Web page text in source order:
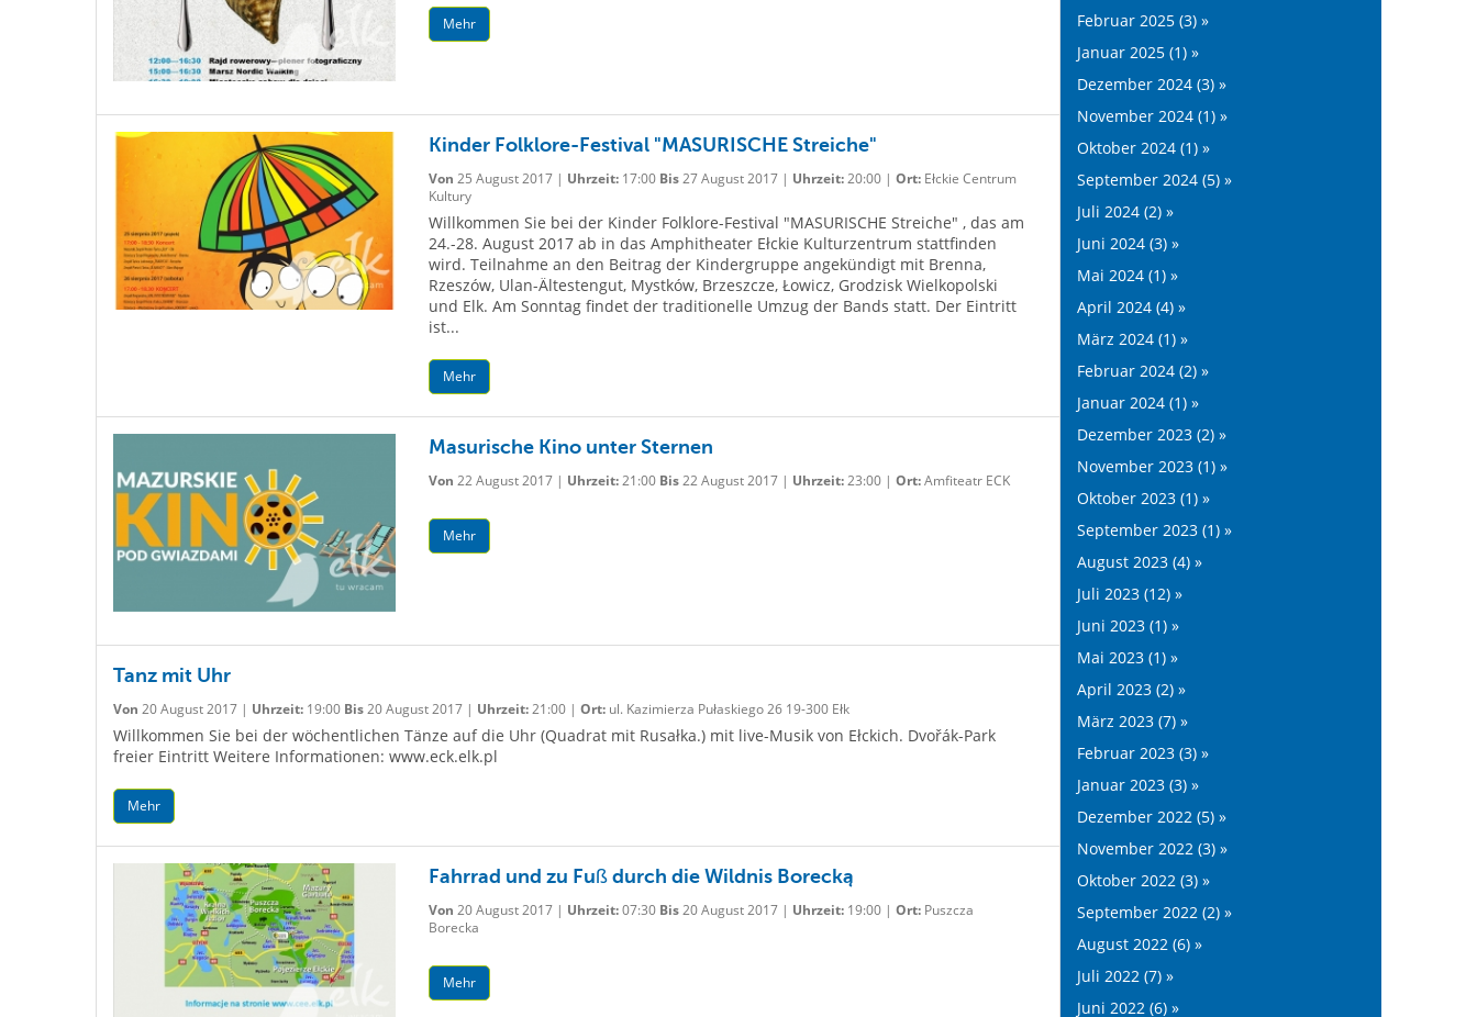
Mehr
Kinder Folklore-Festival "MASURISCHE Streiche"
Von 25 August 2017 | Uhrzeit:17:00 Bis27 August 2017 | Uhrzeit:20:00 | Ort:Ełckie Centrum
Kultury
Willkommen Sie bei der Kinder Folklore-Festival "MASURISCHE Streiche" , das am
24.-28. August 2017 ab in das Amphitheater Ełckie Kulturzentrum stattfinden
wird. Teilnahme an den Beitrag der Kindergruppe angekündigt mit Brenna,
Rzeszów, Ulan-Ältestengut, Mystków, Brzeszcze, Łowicz, Grodzisk Wielkopolski
und Elk. Am Sonntag findet der traditionelle Umzug der Bands statt. Der Eintritt
ist...
Mehr
Masurische Kino unter Sternen
Von 22 August 2017 | Uhrzeit:21:00 Bis22 August 2017 | Uhrzeit:23:00 | Ort:Amfiteatr ECK
Mehr
Tanz mit Uhr
Von 20 August 2017 | Uhrzeit: 19:00 Bis20 August 2017 | Uhrzeit:21:00 | Ort: ul. Kazimierza Pułaskiego 26 19-300 Ełk
Willkommen Sie bei der wöchentlichen Tänze auf die Uhr (Quadrat mit Rusałka.) mit live-Musik von Ełckich. Dvořák-Park
freier Eintritt Weitere Informationen: www.eck.elk.pl
Mehr
Fahrrad und zu Fuß durch die Wildnis Borecką
Von 20 August 2017 | Uhrzeit:07:30 Bis20 August 2017 | Uhrzeit:19:00 | Ort:Puszcza
Borecka
Mehr
Februar 2025 (3) »
Januar 2025 (1) »
Dezember 2024 (3) »
November 2024 (1) »
Oktober 2024 (1) »
September 2024 (5) »
Juli 2024 (2) »
Juni 2024 (3) »
Mai 2024 (1) »
April 2024 (4) »
März 2024 (1) »
Februar 2024 (2) »
Januar 2024 (1) »
Dezember 2023 (2) »
November 2023 (1) »
Oktober 2023 (1) »
September 2023 (1) »
August 2023 (4) »
Juli 2023 (12) »
Juni 2023 (1) »
Mai 2023 (1) »
April 2023 (2) »
März 2023 (7) »
Februar 2023 (3) »
Januar 2023 (3) »
Dezember 2022 (5) »
November 2022 (3) »
Oktober 2022 (3) »
September 2022 (2) »
August 2022 (6) »
Juli 2022 (7) »
Juni 2022 (6) »